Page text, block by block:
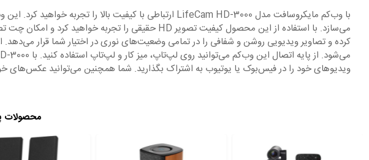
کرده و تصاویر ویدیویی روشن و شفافی را در تمامی وضعیت‌های نوری در اختیار شما قرار
ویدیوهای خود را در فیس‌بوک یا یوتیوب به اشتراک بگذارید. شما همچنین می‌توانید عکس‌های
محصولات